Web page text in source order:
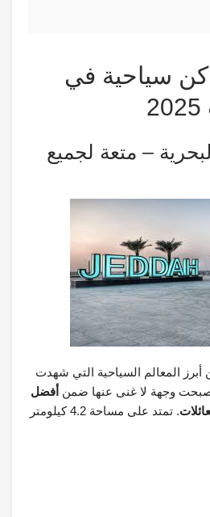
10 أماكن سياحية في
– متعة لجميع
أبرز المعالم السياحية التي شهدت
أفضل
. تمتد على مساحة 4.2 كيلومتر